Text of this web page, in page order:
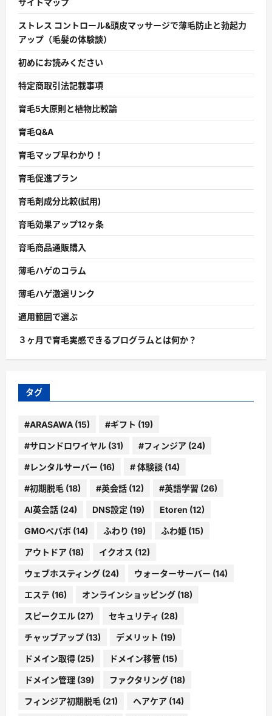
サイトマップ
ストレス コントロール&頭皮マッサージで薄毛防止と勃起力
アップ（毛髪の体験談）
初めにお読みください
特定商取引法記載事項
育毛5大原則と植物比較論
育毛Q&A
育毛マップ早わかり！
育毛促進プラン
育毛剤成分比較(試用)
育毛効果アップ12ヶ条
育毛商品通販購入
薄毛ハゲのコラム
薄毛ハゲ激選リンク
適用範囲で選ぶ
３ヶ月で育毛実感できるプログラムとは何か？
タグ
#ARASAWA (15) #ギフト (19)
#サロンドロワイヤル (31) #フィンジア (24)
#レンタルサーバー (16) # 体験談 (14)
#初期脱毛 (18) #英会話 (12) #英語学習 (26)
AI英会話 (24) DNS設定 (19) Etoren (12)
GMOペパボ (14) ふわり (19) ふわ姫 (15)
アウトドア (18) イクオス (12)
ウェブホスティング (24) ウォーターサーバー (14)
エステ (16) オンラインショッピング (18)
スピークエル (27) セキュリティ (28)
チャップアップ (13) デメリット (19)
ドメイン取得 (25) ドメイン移管 (15)
ドメイン管理 (39) ファクタリング (18)
フィンジア初期脱毛 (21) ヘアケア (14)